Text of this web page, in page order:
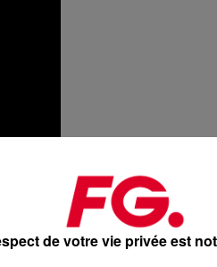
de votre vie privée est